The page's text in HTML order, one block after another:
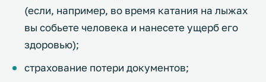
(если, например, во время катания на лыжах
вы собьете человека и нанесете ущерб его
здоровью);
страхование потери документов;